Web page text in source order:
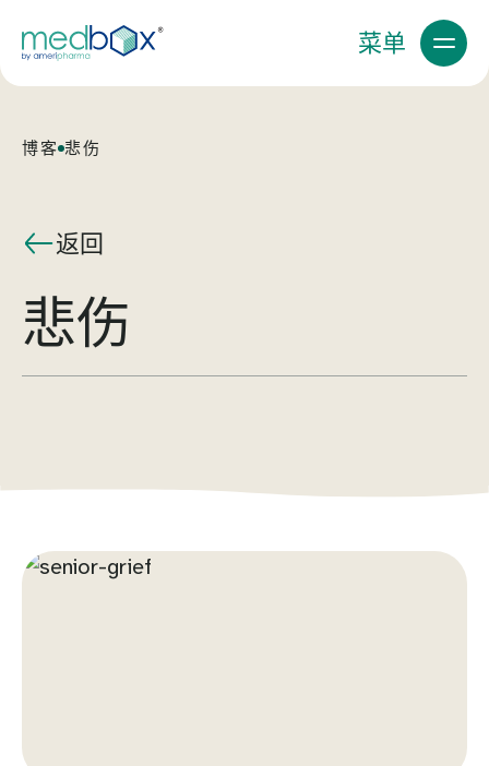
菜单
博客 悲伤
返回
悲伤